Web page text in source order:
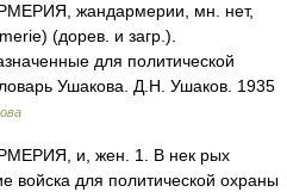
жандармерии, мн. нет,
(дорев. и загр.).
для политической
Ушакова. Д.Н. Ушаков. 1935
и, жен. 1. В нек рых
войска для политической охраны